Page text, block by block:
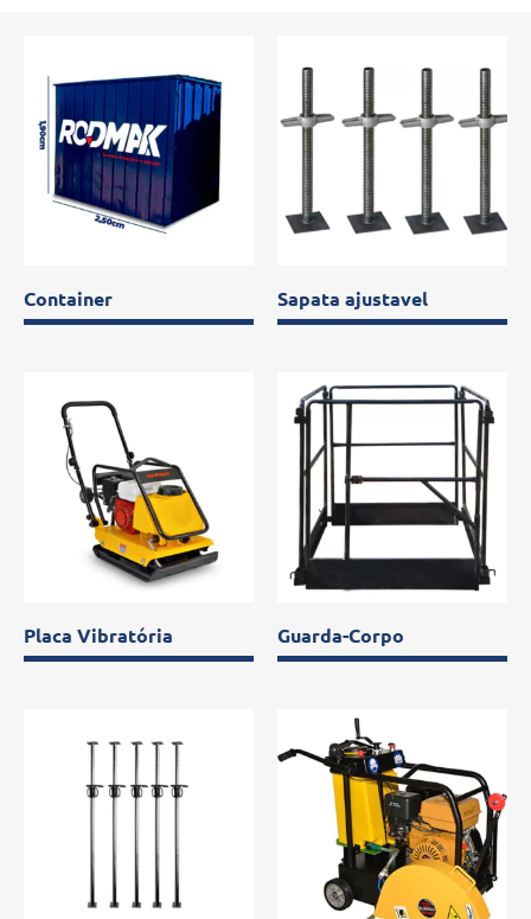
Container Sapata ajustavel
Placa Vibratória Guarda-Corpo